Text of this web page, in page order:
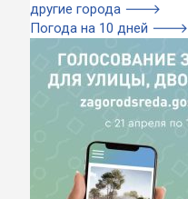
другие города 🡒
Погода на 10 дней 🡒